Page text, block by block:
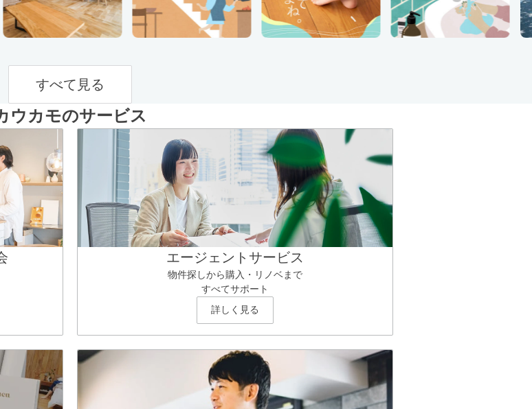
すべて見る
ウカモのサービス
エージェントサービス
物件探しから購入・リノベまで
すべてサポート
詳しく見る